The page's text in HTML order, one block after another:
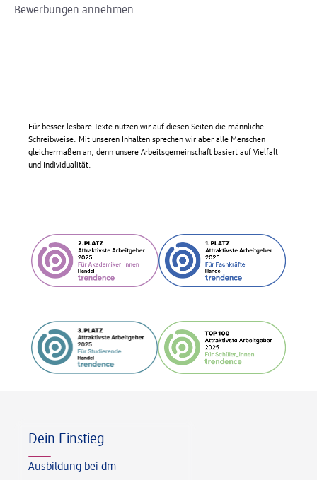
Bewerbungen annehmen.
Für besser lesbare Texte nutzen wir auf diesen Seiten die männliche
Schreibweise. Mit unseren Inhalten sprechen wir aber alle Menschen
gleichermaßen an, denn unsere Arbeitsgemeinschaft basiert auf Vielfalt
und Individualität.
Dein Einstieg
Ausbildung bei dm